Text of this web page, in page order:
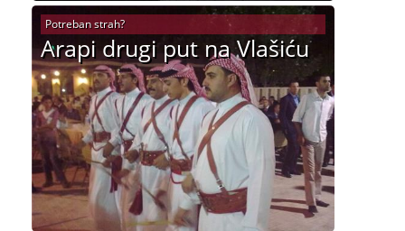
Arapi drugi put na Vlašiću
Potreban strah?